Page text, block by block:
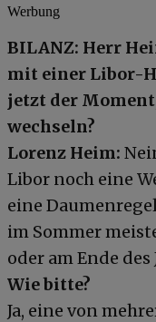
Werbung
BILANZ: Herr
mit einer Libor-
jetzt der
wechseln?
Lorenz Heim:
Libor noch eine
eine
im Sommer
oder am Ende des
Wie bitte?
Ja, eine von